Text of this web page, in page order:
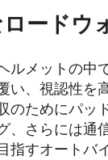
ードウ
メットの中
、視認性を
ためにパッ
さらには通
すオートバ